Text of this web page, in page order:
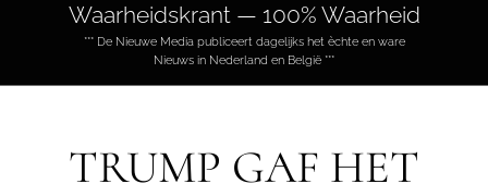
Waarheidskrant — 100% Waarheid
*** De Nieuwe Media publiceert dagelijks het èchte en ware
Nieuws in Nederland en België ***
TRUMP GAF HET